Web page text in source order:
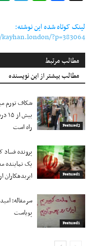
لینک کوتاه شده این نوشته:
?p=383064
مطالب مرتبط
مطالب بیشتر از این نویسنده
Featured2
شکاف تورم
راه است
Featured1
پرونده فساد
یک نماینده
ابربدهکاران
Featured1
سرمقاله؛
پویاست